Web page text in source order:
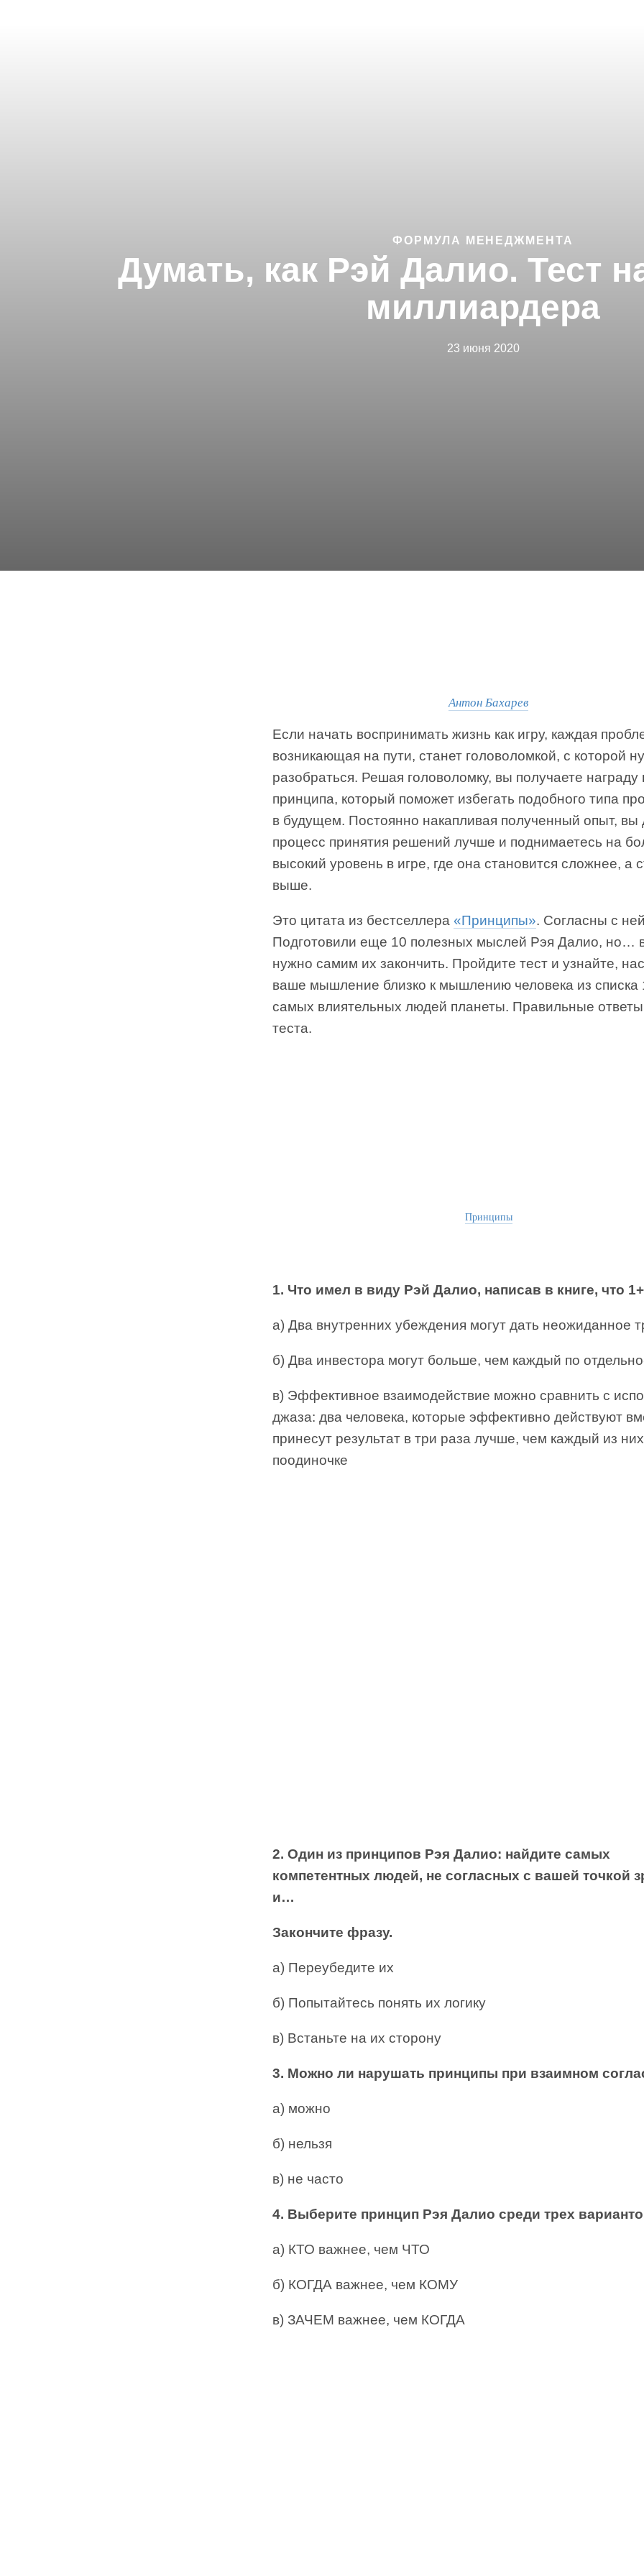
ФОРМУЛА МЕНЕДЖМЕНТА
Думать, как Рэй Далио. Тест
миллиардера
23 июня 2020
Антон Бахарев
Если начать воспринимать жизнь как игру, каждая
возникающая на пути, станет головоломкой, с которой
разобраться. Решая головоломку, вы получаете награду
принципа, который поможет избегать подобного типа
в будущем. Постоянно накапливая полученный опыт, вы
процесс принятия решений лучше и поднимаетесь на
высокий уровень в игре, где она становится сложнее, а
выше.
Это цитата из бестселлера «Принципы». Согласны с
Подготовили еще 10 полезных мыслей Рэя Далио, но…
нужно самим их закончить. Пройдите тест и узнайте,
ваше мышление близко к мышлению человека из списка
самых влиятельных людей планеты. Правильные ответы
теста.
Принципы
1. Что имел в виду Рэй Далио, написав в книге, что
а) Два внутренних убеждения могут дать неожиданное
б) Два инвестора могут больше, чем каждый по
в) Эффективное взаимодействие можно сравнить с
джаза: два человека, которые эффективно действуют
принесут результат в три раза лучше, чем каждый из них
поодиночке
2. Один из принципов Рэя Далио: найдите самых
компетентных людей, не согласных с вашей точкой
и…
Закончите фразу.
а) Переубедите их
б) Попытайтесь понять их логику
в) Встаньте на их сторону
3. Можно ли нарушать принципы при взаимном
а) можно
б) нельзя
в) не часто
4. Выберите принцип Рэя Далио среди трех
а) КТО важнее, чем ЧТО
б) КОГДА важнее, чем КОМУ
в) ЗАЧЕМ важнее, чем КОГДА